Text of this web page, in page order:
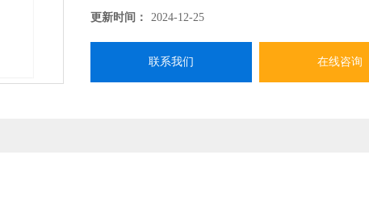
更新时间：
2024-12-25
联系我们 在线咨询